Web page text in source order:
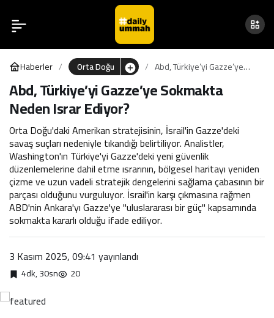
Haberler Orta Doğu
Abd, Türkiye’yi Gazze’ye
Sokmakta Neden Israr
Ediyor?
Abd, Türkiye’yi Gazze’ye Sokmakta
Neden Israr Ediyor?
Orta Doğu'daki Amerikan stratejisinin, İsrail'in Gazze'deki
savaş suçları nedeniyle tıkandığı belirtiliyor. Analistler,
Washington'ın Türkiye'yi Gazze'deki yeni güvenlik
düzenlemelerine dahil etme ısrarının, bölgesel haritayı yeniden
çizme ve uzun vadeli stratejik dengelerini sağlama çabasının bir
parçası olduğunu vurguluyor. İsrail'in karşı çıkmasına rağmen
ABD'nin Ankara'yı Gazze'ye "uluslararası bir güç" kapsamında
sokmakta kararlı olduğu ifade ediliyor.
3 Kasım 2025, 09:41 yayınlandı
4dk, 30sn 20
Abd, Türkiye’yi Gazze’ye
Sokmakta Neden Israr
Ediyor?
0